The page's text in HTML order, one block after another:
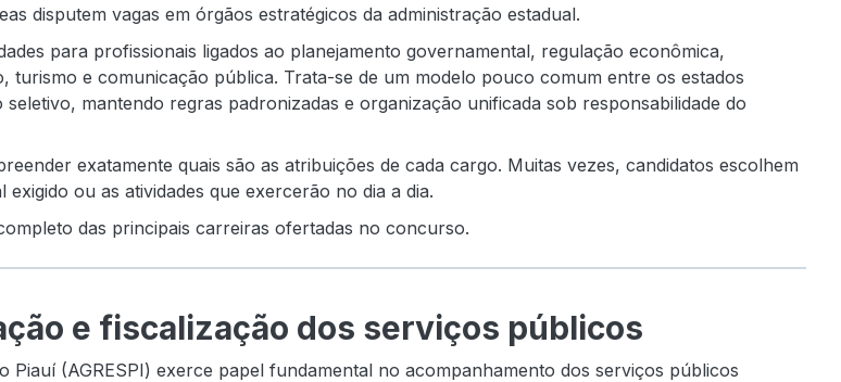
disputem vagas em órgãos estratégicos da administração estadual.
para profissionais ligados ao planejamento governamental, regulação econômica,
e comunicação pública. Trata-se de um modelo pouco comum entre os estados
mantendo regras padronizadas e organização unificada sob responsabilidade do
exatamente quais são as atribuições de cada cargo. Muitas vezes, candidatos escolhem
ou as atividades que exercerão no dia a dia.
das principais carreiras ofertadas no concurso.
e fiscalização dos serviços públicos
Piauí (AGRESPI) exerce papel fundamental no acompanhamento dos serviços públicos